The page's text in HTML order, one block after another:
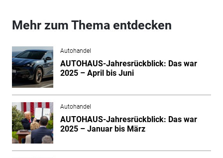
Mehr zum Thema entdecken
Autohandel
AUTOHAUS-Jahresrückblick: Das war
2025 – April bis Juni
Autohandel
AUTOHAUS-Jahresrückblick: Das war
2025 – Januar bis März